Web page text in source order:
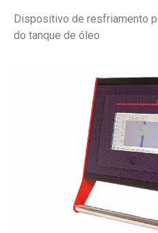
Dispositivo de resfriamento
do tanque de óleo